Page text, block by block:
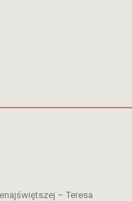
– Teresa